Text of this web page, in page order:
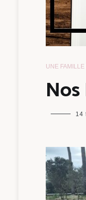
UNE
maman
14